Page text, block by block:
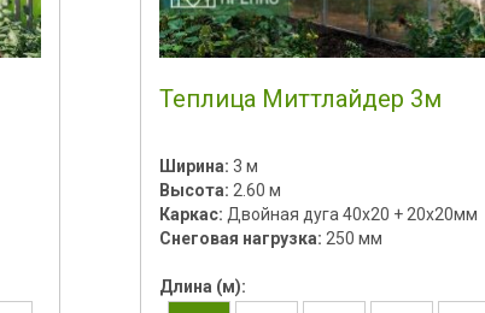
Теплица Миттлайдер 3м
Ширина:3 м
Высота:2.60 м
Каркас:Двойная дуга 40х20 + 20х20мм
Снеговая нагрузка:250 мм
Длина (м):